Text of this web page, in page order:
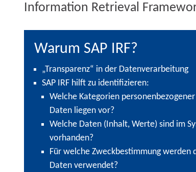
Information Retrieval
Warum SAP IRF?
„Transparenz“ in der Datenverarbeitung
SAP IRF hilft zu identifizieren:
Welche Kategorien personenbezogener
Daten liegen vor?
Welche Daten (Inhalt, Werte) sind im
vorhanden?
Für welche Zweckbestimmungwerden
Daten verwendet?